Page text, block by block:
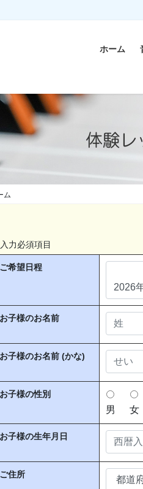
ホーム
体験レ
ム
入力必須項目
ご希望日程
お子様のお名前
お子様のお名前 (かな)
お子様の性別
男 女
お子様の生年月日
ご住所